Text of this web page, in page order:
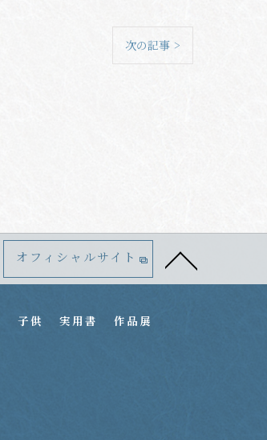
次の記事 >
オフィシャルサイト
子供 実用書
作品展